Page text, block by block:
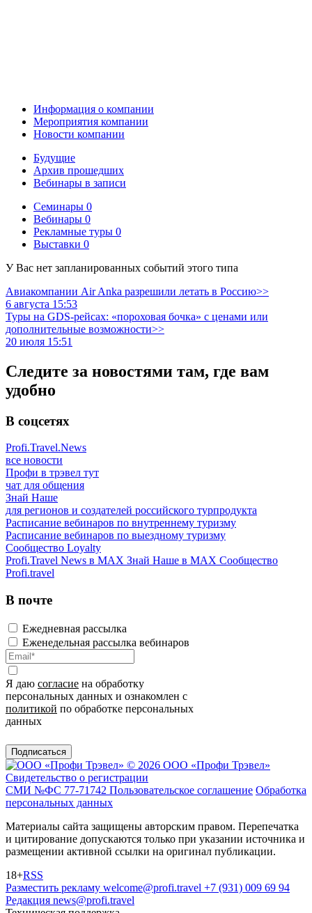
Информация о компании
Мероприятия компании
Новости компании
Будущие
Архив прошедших
Вебинары в записи
Семинары 0
Вебинары 0
Рекламные туры 0
Выставки 0
У Вас нет запланированных событий этого типа
Авиакомпании Air Anka разрешили летать в Россию>>
6 августа 15:53
Туры на GDS-рейсах: «пороховая бочка» с ценами или
дополнительные возможности>>
20 июля 15:51
Следите за новостями там, где вам
удобно
В соцсетях
Profi.Travel.News
все новости
Профи в трэвел тут
чат для общения
Знай Наше
для регионов и создателей российского турпродукта
Расписание вебинаров по внутреннему туризму
Расписание вебинаров по выездному туризму
Сообщество Loyalty
Profi.Travel News в MAX Знай Наше в MAX Сообщество
Profi.travel
В почте
Ежедневная рассылка
Еженедельная рассылка вебинаров
Я даю согласие на обработку
персональных данных и ознакомлен с
политикой по обработке персональных
данных
Подписаться
© 2026 ООО «Профи Трэвeл»
Свидетельство о регистрации
СМИ №ФС 77-71742 Пользовательское соглашение Обработка
персональных данных
Материалы сайта защищены авторским правом. Перепечатка
и цитирование допускаются только при указании источника и
размещении активной ссылки на оригинал публикации.
18+RSS
Разместить рекламу welcome@profi.travel +7 (931) 009 69 94
Редакция news@profi.travel